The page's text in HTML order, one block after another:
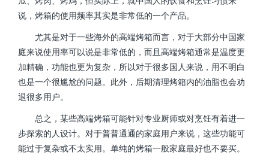
说，烤箱的使用频率其实是非常低的一个产品。
尤其是对于一些海外的高端烤箱而言，对于大部分中国家
庭来说使用率可以说是非常低的，而且高端烤箱通常是温度更
加精确，功能也更为复杂，所以对于很多国人来说，用不明白
也是一个很尴尬的问题。此外，后期清理烤箱内的油脂也会劝
退很多用户。
总之，某些高端烤箱可能针对专业厨师或对烹饪有着进一
步探索的人设计。对于普普通通的家庭用户来说，这些功能可
能过于复杂或不太实用。单纯的烤箱一般家庭最好也不要买。